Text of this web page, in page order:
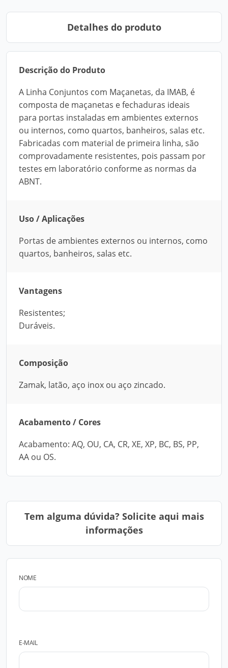
Detalhes do produto
Descrição do Produto
A Linha Conjuntos com Maçanetas, da IMAB, é
composta de maçanetas e fechaduras ideais
para portas instaladas em ambientes externos
ou internos, como quartos, banheiros, salas etc.
Fabricadas com material de primeira linha, são
comprovadamente resistentes, pois passam por
testes em laboratório conforme as normas da
ABNT.
Uso / Aplicações
Portas de ambientes externos ou internos, como
quartos, banheiros, salas etc.
Vantagens
Resistentes;
Duráveis.
Composição
Zamak, latão, aço inox ou aço zincado.
Acabamento / Cores
Acabamento: AQ, OU, CA, CR, XE, XP, BC, BS, PP,
AA ou OS.
Tem alguma dúvida? Solicite aqui mais
informações
NOME
E-MAIL